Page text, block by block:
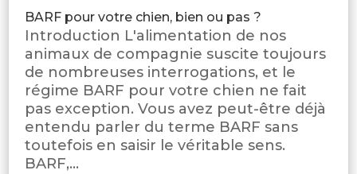
BARF pour votre chien, bien ou pas ?
Introduction L'alimentation de nos
animaux de compagnie suscite toujours
de nombreuses interrogations, et le
régime BARF pour votre chien ne fait
pas exception. Vous avez peut-être déjà
entendu parler du terme BARF sans
toutefois en saisir le véritable sens.
BARF,...